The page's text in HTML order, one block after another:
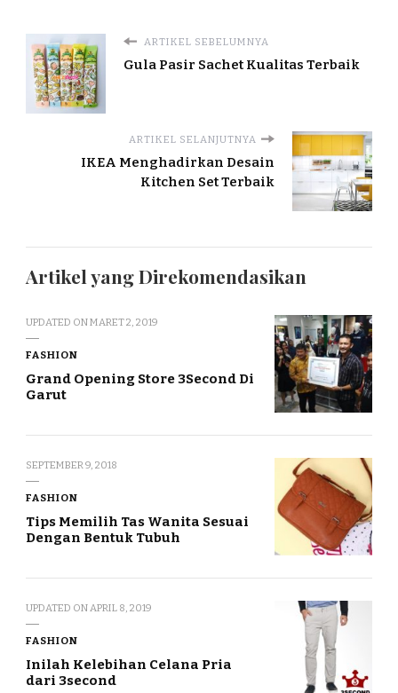
ARTIKEL SEBELUMNYA
Gula Pasir Sachet Kualitas Terbaik
ARTIKEL SELANJUTNYA
IKEA Menghadirkan Desain
Kitchen Set Terbaik
Artikel yang Direkomendasikan
UPDATED ONMARET 2, 2019
FASHION
Grand Opening Store 3Second Di
Garut
SEPTEMBER 9, 2018
FASHION
Tips Memilih Tas Wanita Sesuai
Dengan Bentuk Tubuh
UPDATED ON APRIL 8, 2019
FASHION
Inilah Kelebihan Celana Pria
dari 3second